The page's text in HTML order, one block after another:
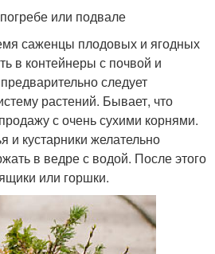
или подвале
саженцы плодовых и ягодных
в контейнеры с почвой и
следует
растений. Бывает, что
с очень сухими корнями.
и кустарники желательно
в ведре с водой. После этого
или горшки.